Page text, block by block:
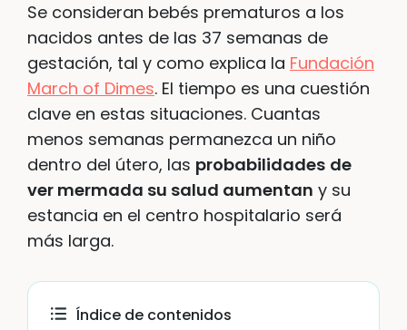
Se consideran bebés prematuros a los
nacidos antes de las 37 semanas de
gestación, tal y como explica la Fundación
March of Dimes. El tiempo es una cuestión
clave en estas situaciones. Cuantas
menos semanas permanezca un niño
dentro del útero, las probabilidades de
ver mermada su salud aumentan y su
estancia en el centro hospitalario será
más larga.
Índice de contenidos